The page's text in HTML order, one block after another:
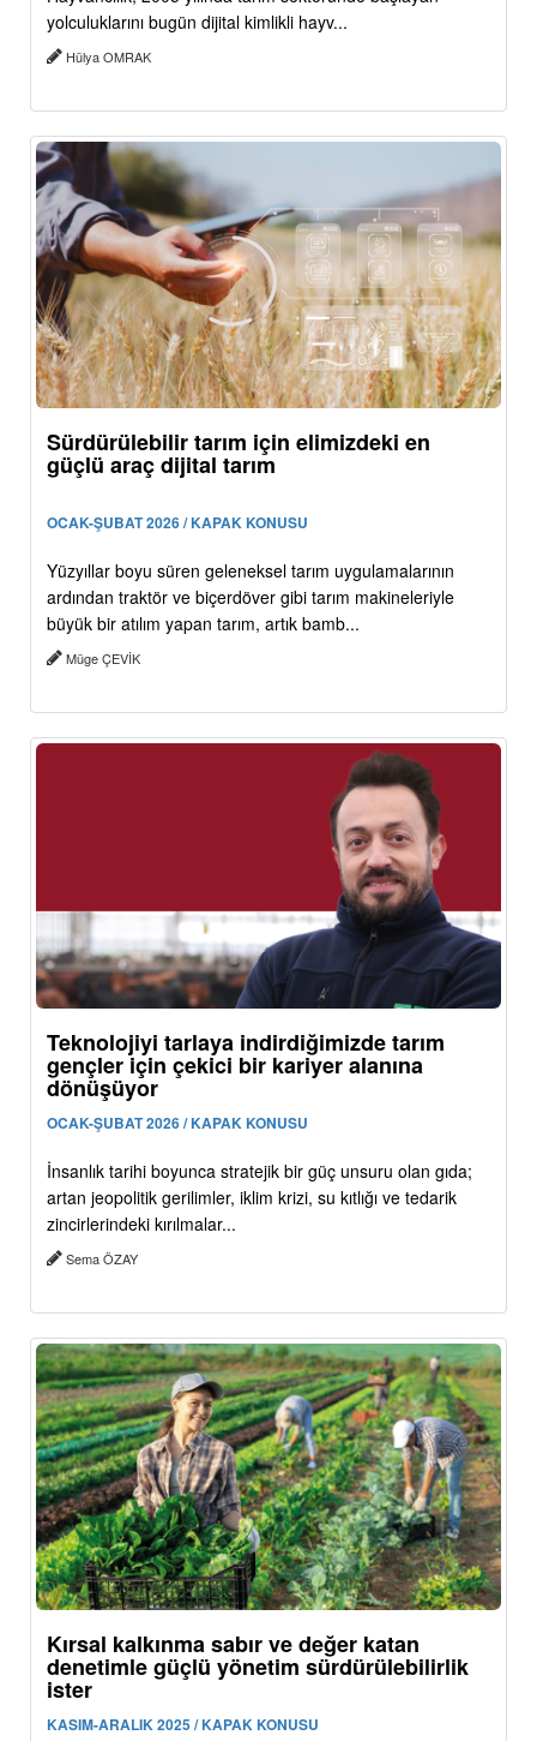
yolculuklarını bugün dijital kimlikli hayv...
Hülya OMRAK
Sürdürülebilir tarım için elimizdeki en
güçlü araç dijital tarım
OCAK-ŞUBAT 2026 / KAPAK KONUSU
Yüzyıllar boyu süren geleneksel tarım uygulamalarının
ardından traktör ve biçerdöver gibi tarım makineleriyle
büyük bir atılım yapan tarım, artık bamb...
Müge ÇEVİK
Teknolojiyi tarlaya indirdiğimizde tarım
gençler için çekici bir kariyer alanına
dönüşüyor
OCAK-ŞUBAT 2026 / KAPAK KONUSU
İnsanlık tarihi boyunca stratejik bir güç unsuru olan gıda;
artan jeopolitik gerilimler, iklim krizi, su kıtlığı ve tedarik
zincirlerindeki kırılmalar...
Sema ÖZAY
Kırsal kalkınma sabır ve değer katan
denetimle güçlü yönetim sürdürülebilirlik
ister
KASIM-ARALIK 2025 / KAPAK KONUSU